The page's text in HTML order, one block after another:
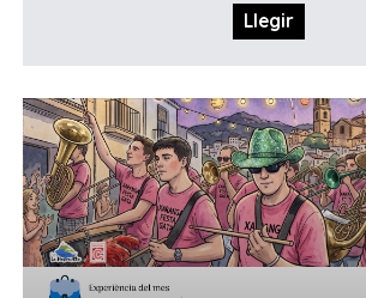
Llegir